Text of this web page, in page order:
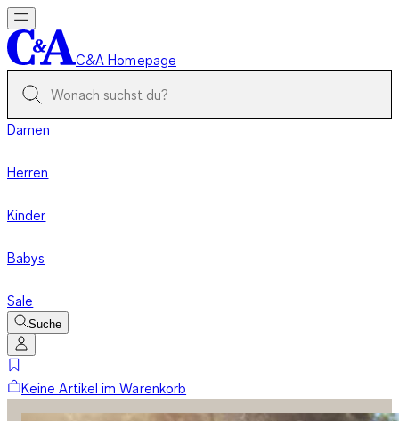
C&A Homepage
Damen
Herren
Kinder
Babys
Sale
Suche
Keine Artikel im Warenkorb